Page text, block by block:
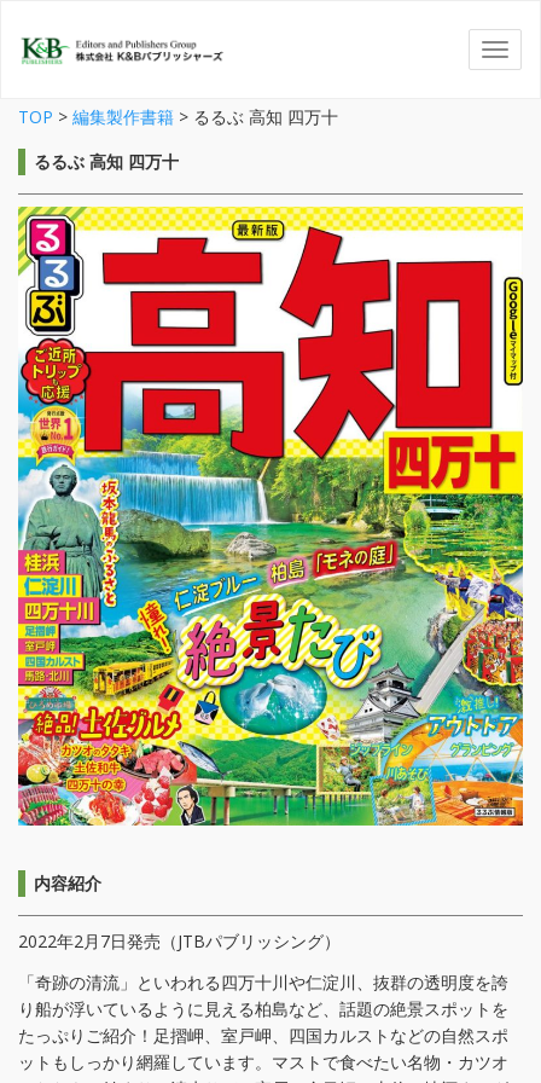
TOP > 編集製作書籍 > るるぶ 高知 四万十
るるぶ 高知 四万十
内容紹介
2022年2月7日発売（JTBパブリッシング）
「奇跡の清流」といわれる四万十川や仁淀川、抜群の透明度を誇
り船が浮いているように見える柏島など、話題の絶景スポットを
たっぷりご紹介！足摺岬、室戸岬、四国カルストなどの自然スポ
ットもしっかり網羅しています。マストで食べたい名物・カツオ